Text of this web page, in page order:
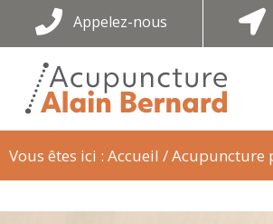
Appelez-nous
Vous êtes ici : Accueil /Acupuncture